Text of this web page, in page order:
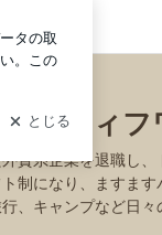
ン
アラフィ
資系企業を退職し、
制になり、ますます
、キャンプなど日々